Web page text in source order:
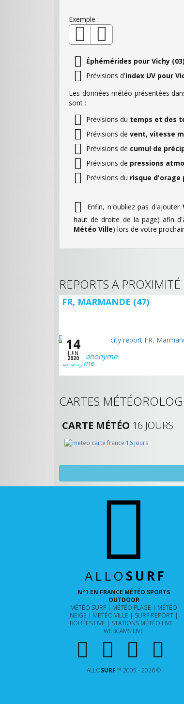
Exemple :
Éphémérides pour Vichy (03)
Prévisions d'index UV pour
Les données météo présentées
sont :
Prévisions du temps et des
Prévisions de vent, vitesse
Prévisions de cumul de
Prévisions de pressions
Prévisions du risque d'orage
Enfin, n'oubliez pas d'ajouter
haut de droite de la page) afin
Météo Ville) lors de votre
REPORTS A
FR, MARMANDE (47)
14
JUIN
2020
anonyme
CARTES
CARTE MÉTÉO 16 JOURS
ALLO SURF
N°1 EN FRANCE MÉTÉO SPORTS
OUTDOOR
MÉTÉO SURF
MÉTÉO PLAGE
MÉTÉO
NEIGE
MÉTÉO VILLE
SURF REPORT
BOUÉES LIVE
STATIONS MÉTÉO LIVE
WEBCAMS LIVE
ALLOSURF ™ 2005 - 2026 ©